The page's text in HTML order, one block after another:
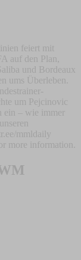
feiert mit
auf den Plan,
und Bordeaux
ums Überleben.
um Pejcinovic
– wie immer
mmldaily
more information.